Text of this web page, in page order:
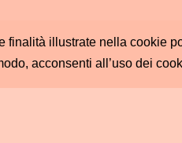
finalità illustrate nella cookie
acconsenti all’uso dei